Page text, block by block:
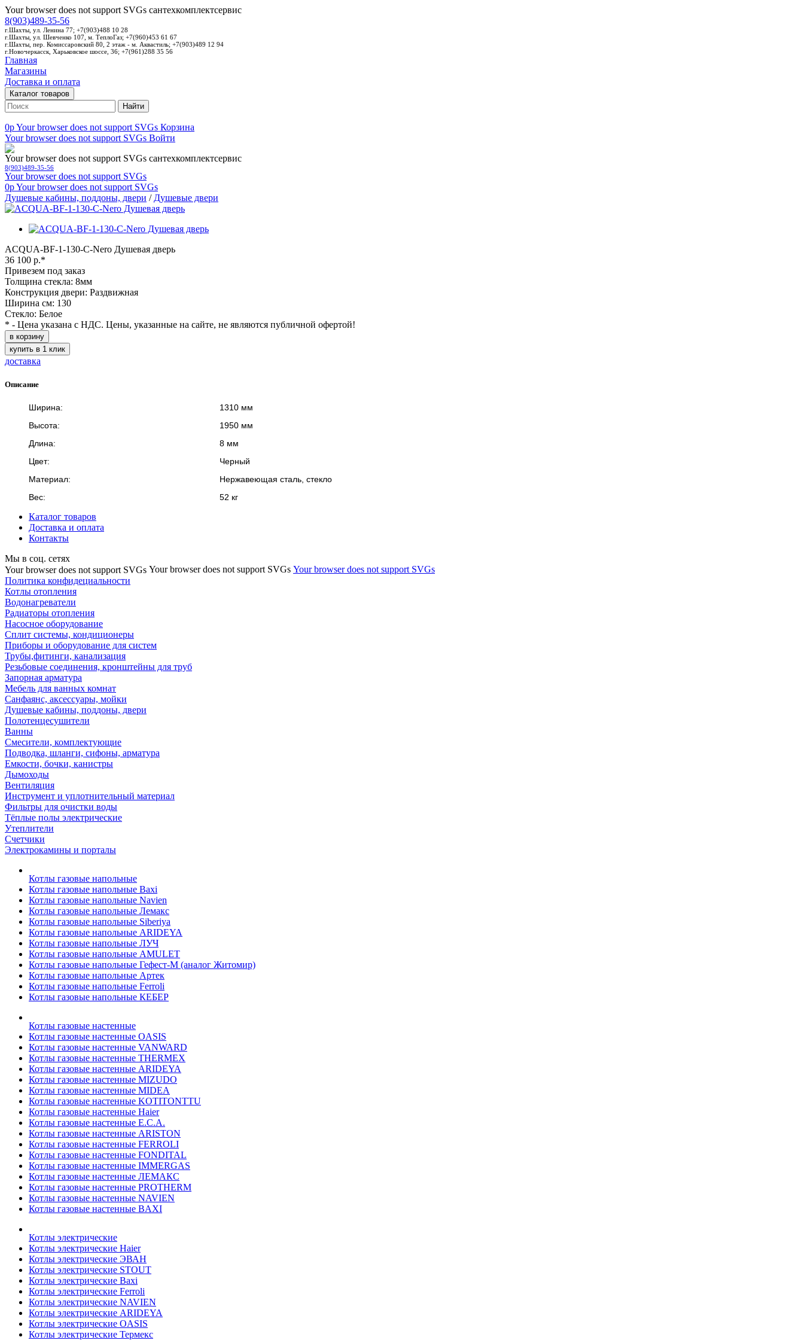
Your browser does not support SVGs сантехкомплектсервис
8(903)489-35-56
г.Шахты, ул. Ленина 77; +7(903)488 10 28
г.Шахты, ул. Шевченко 107, м. ТеплоГаз; +7(960)453 61 67
г.Шахты, пер. Комиссаровский 80, 2 этаж - м. Аквастиль; +7(903)489 12 94
г.Новочеркасск, Харьковское шоссе, 36; +7(961)288 35 56
Главная
Магазины
Доставка и оплата
Каталог товаров
Найти
0pYour browser does not support SVGs Корзина
Your browser does not support SVGs Войти
Your browser does not support SVGs сантехкомплектсервис
8(903)489-35-56
Your browser does not support SVGs
0pYour browser does not support SVGs
Душевые кабины, поддоны, двери / Душевые двери
ACQUA-BF-1-130-C-Nero Душевая дверь
36 100 р.*
Привезем под заказ
Толщина стекла: 8мм
Конструкция двери: Раздвижная
Ширина см: 130
Стекло: Белое
* - Цена указана с НДС. Цены, указанные на сайте, не являются публичной офертой!
в корзину
купить в 1 клик
доставка
Описание
Ширина:
1310 мм
Высота:
1950 мм
Длина:
8 мм
Цвет:
Черный
Материал:
Нержавеющая сталь, стекло
Вес:
52 кг
Каталог товаров
Доставка и оплата
Контакты
Мы в соц. сетях
Your browser does not support SVGs Your browser does not support SVGs Your browser does not support SVGs
Политика конфидециальности
Котлы отопления
Водонагреватели
Радиаторы отопления
Насосное оборудование
Сплит системы, кондиционеры
Приборы и оборудование для систем
Трубы,фитинги, канализация
Резьбовые соединения, кронштейны для труб
Запорная арматура
Мебель для ванных комнат
Санфаянс, аксессуары, мойки
Душевые кабины, поддоны, двери
Полотенцесушители
Ванны
Смесители, комплектующие
Подводка, шланги, сифоны, арматура
Емкости, бочки, канистры
Дымоходы
Вентиляция
Инструмент и уплотнительный материал
Фильтры для очистки воды
Тёплые полы электрические
Утеплители
Счетчики
Электрокамины и порталы
Котлы газовые напольные
Котлы газовые напольные Baxi
Котлы газовые напольные Navien
Котлы газовые напольные Лемакс
Котлы газовые напольные Siberiya
Котлы газовые напольные ARIDEYA
Котлы газовые напольные ЛУЧ
Котлы газовые напольные AMULET
Котлы газовые напольные Гефест-М (аналог Житомир)
Котлы газовые напольные Артек
Котлы газовые напольные Ferroli
Котлы газовые напольные КЕБЕР
Котлы газовые настенные
Котлы газовые настенные OASIS
Котлы газовые настенные VANWARD
Котлы газовые настенные THERMEX
Котлы газовые настенные ARIDEYA
Котлы газовые настенные MIZUDO
Котлы газовые настенные MIDEA
Котлы газовые настенные KOTITONTTU
Котлы газовые настенные Haier
Котлы газовые настенные E.C.A.
Котлы газовые настенные ARISTON
Котлы газовые настенные FERROLI
Котлы газовые настенные FONDITAL
Котлы газовые настенные IMMERGAS
Котлы газовые настенные ЛЕМАКС
Котлы газовые настенные PROTHERM
Котлы газовые настенные NAVIEN
Котлы газовые настенные BAXI
Котлы электрические
Котлы электрические Haier
Котлы электрические ЭВАН
Котлы электрические STOUT
Котлы электрические Baxi
Котлы электрические Ferroli
Котлы электрические NAVIEN
Котлы электрические ARIDEYA
Котлы электрические OASIS
Котлы электрические Термекс